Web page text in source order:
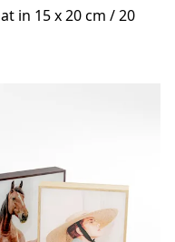
in 15 x 20 cm / 20